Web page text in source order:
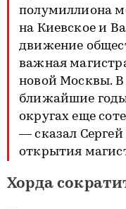
полумиллиона
на Киевское и
движение
важная
новой Москвы.
ближайшие
округах еще
— сказал
открытия
Хорда